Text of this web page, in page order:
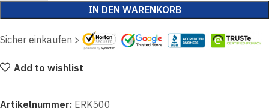
IN DEN WARENKORB
Sicher einkaufen >
Add to wishlist
Artikelnummer: ERK500